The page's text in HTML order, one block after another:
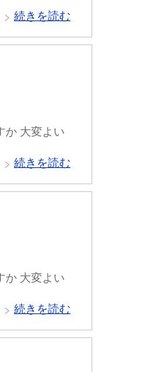
続きを読む
か 大変よい
続きを読む
か 大変よい
続きを読む